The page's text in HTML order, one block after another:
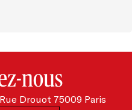
nous
Drouot 75009Paris